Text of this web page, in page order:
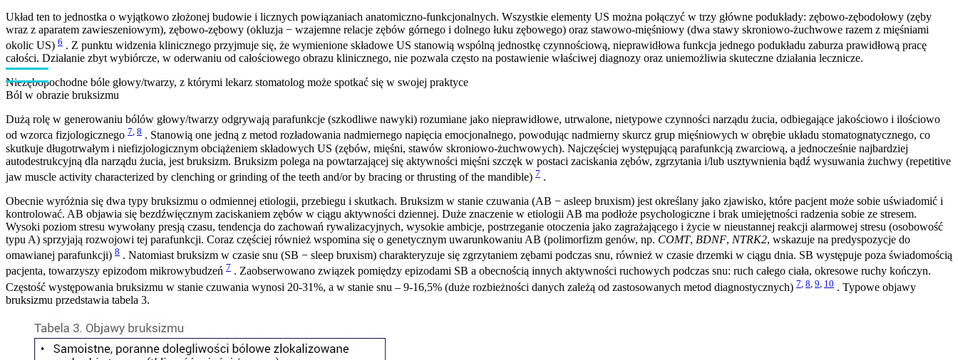
Układ ten to jednostka o wyjątkowo złożonej budowie i licznych powiązaniach anatomiczno-funkcjonalnych. Wszystkie elementy US można połączyć w trzy główne podukłady: zębowo-zębodołowy (zęby
wraz z aparatem zawieszeniowym), zębowo-zębowy (okluzja − wzajemne relacje zębów górnego i dolnego łuku zębowego) oraz stawowo-mięśniowy (dwa stawy skroniowo-żuchwowe razem z mięśniami
okolic US) 6 . Z punktu widzenia klinicznego przyjmuje się, że wymienione składowe US stanowią wspólną jednostkę czynnościową, nieprawidłowa funkcja jednego podukładu zaburza prawidłową pracę
całości. Działanie zbyt wybiórcze, w oderwaniu od całościowego obrazu klinicznego, nie pozwala często na postawienie właściwej diagnozy oraz uniemożliwia skuteczne działania lecznicze.
Niezębopochodne bóle głowy/twarzy, z którymi lekarz stomatolog może spotkać się w swojej praktyce
Ból w obrazie bruksizmu
Dużą rolę w generowaniu bólów głowy/twarzy odgrywają parafunkcje (szkodliwe nawyki) rozumiane jako nieprawidłowe, utrwalone, nietypowe czynności narządu żucia, odbiegające jakościowo i ilościowo
od wzorca fizjologicznego 7, 8 . Stanowią one jedną z metod rozładowania nadmiernego napięcia emocjonalnego, powodując nadmierny skurcz grup mięśniowych w obrębie układu stomatognatycznego, co
skutkuje długotrwałym i niefizjologicznym obciążeniem składowych US (zębów, mięśni, stawów skroniowo-żuchwowych). Najczęściej występującą parafunkcją zwarciową, a jednocześnie najbardziej
autodestrukcyjną dla narządu żucia, jest bruksizm. Bruksizm polega na powtarzającej się aktywności mięśni szczęk w postaci zaciskania zębów, zgrzytania i/lub usztywnienia bądź wysuwania żuchwy (repetitive
jaw muscle activity characterized by clenching or grinding of the teeth and/or by bracing or thrusting of the mandible) 7 .
Obecnie wyróżnia się dwa typy bruksizmu o odmiennej etiologii, przebiegu i skutkach. Bruksizm w stanie czuwania (AB − asleep bruxism) jest określany jako zjawisko, które pacjent może sobie uświadomić i
kontrolować. AB objawia się bezdźwięcznym zaciskaniem zębów w ciągu aktywności dziennej. Duże znaczenie w etiologii AB ma podłoże psychologiczne i brak umiejętności radzenia sobie ze stresem.
Wysoki poziom stresu wywołany presją czasu, tendencja do zachowań rywalizacyjnych, wysokie ambicje, postrzeganie otoczenia jako zagrażającego i życie w nieustannej reakcji alarmowej stresu (osobowość
typu A) sprzyjają rozwojowi tej parafunkcji. Coraz częściej również wspomina się o genetycznym uwarunkowaniu AB (polimorfizm genów, np. COMT, BDNF, NTRK2, wskazuje na predyspozycje do
omawianej parafunkcji) 8 . Natomiast bruksizm w czasie snu (SB − sleep bruxism) charakteryzuje się zgrzytaniem zębami podczas snu, również w czasie drzemki w ciągu dnia. SB występuje poza świadomością
pacjenta, towarzyszy epizodom mikrowybudzeń 7 . Zaobserwowano związek pomiędzy epizodami SB a obecnością innych aktywności ruchowych podczas snu: ruch całego ciała, okresowe ruchy kończyn.
Częstość występowania bruksizmu w stanie czuwania wynosi 20-31%, a w stanie snu – 9-16,5% (duże rozbieżności danych zależą od zastosowanych metod diagnostycznych) 7 8 9 10 . Typowe objawy
bruksizmu przedstawia tabela 3.